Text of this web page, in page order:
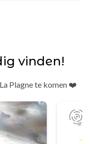
vinden!
Plagne te komen ❤️